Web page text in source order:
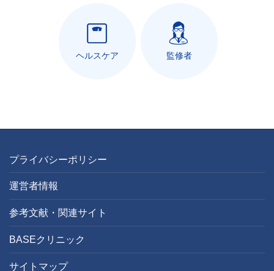
ヘルスケア 監修者
プライバシーポリシー
運営者情報
参考文献・関連サイト
BASEクリニック
サイトマップ